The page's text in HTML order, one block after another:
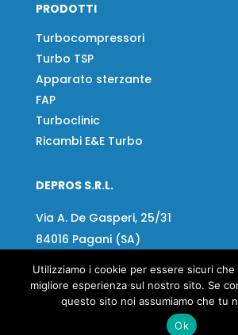
PRODOTTI
Turbocompressori
Turbo TSP
Apparato sterzante
FAP
Turboclinic
Ricambi E&E Turbo
DEPROS S.R.L.
Via A. De Gasperi, 25/31
84016 Pagani (SA)
Tel:+39 081 918020
Fax+39 081 919799
Utilizziamo i cookie per essere sicuri
migliore esperienza sul nostro sito. Se
questo sito noi assumiamo che tu
Ok